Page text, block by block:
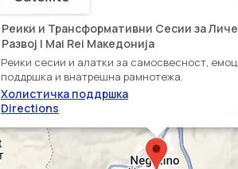
Реики и Трансформативни Сесии за
Развој | Mai Rei Македонија
Реики сесии и алатки за самосвесност,
поддршка и внатрешна рамнотежа.
Directions
Холистичка поддршка